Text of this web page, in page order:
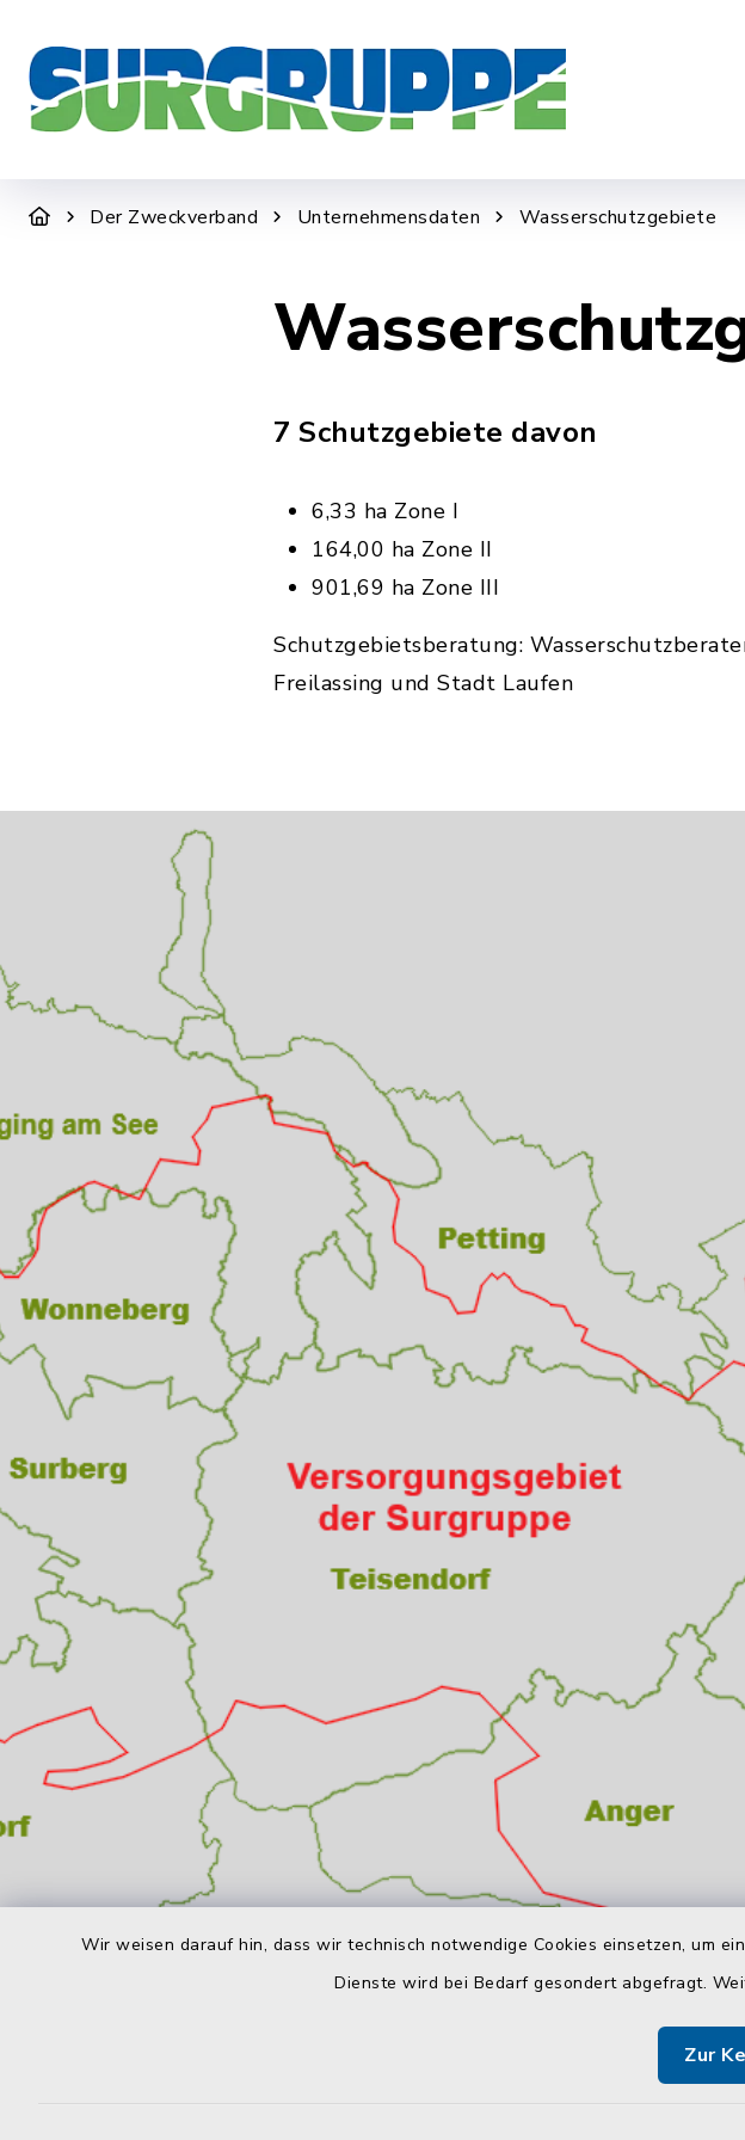
Wir weisen darauf hin, dass wir technisch notwendige Cookies einsetzen, um
Dienste wird bei Bedarf gesondert abgefragt.
Zur
DER ZWECKVERBAND WIR SIND FÜR SIE DA
Der Zweckverband Unternehmensdaten Wasserschutzgebiete
7 Schutzgebiete davon
6,33 ha Zone I
164,00 ha Zone II
901,69 ha Zone III
Schutzgebietsberatung:
Freilassing und Stadt Laufen